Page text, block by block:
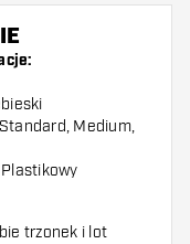
Standard, Medium,
Plastikowy
trzonek i lot